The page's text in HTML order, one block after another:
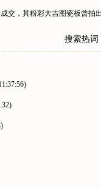
成交，其粉彩大吉图瓷板曾
搜索热词